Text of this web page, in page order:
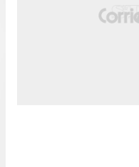
auguro che finisca
fare altri Mondiali. Il